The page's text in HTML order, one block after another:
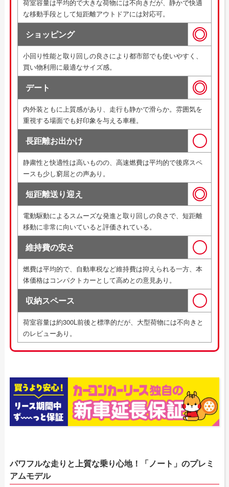
荷室容量は平均的で大きな荷物には不向きだが、静かで快適
な移動手段として短距離アウトドアには対応可。
ショッピング
小回り性能と取り回しの良さにより都市部でも使いやすく、
買い物利用に最適なサイズ感。
デート
内外装ともに上質感があり、走行も静かで滑らか。雰囲気を
重視する場面でも好印象を与える車種。
長距離お出かけ
静粛性と快適性は高いものの、高速燃費は平均的で後席スペ
ースも少し窮屈との声あり。
短距離送り迎え
電動駆動によるスムーズな発進と取り回しの良さで、短距離
移動に非常に向いていると評価されている。
維持費の安さ
燃費は平均的で、自動車税など維持費は抑えられる一方、本
体価格はコンパクトカーとして高めとの意見あり。
収納スペース
荷室容量は約300L前後と標準的だが、大型荷物には不向きと
のレビューあり。
パワフルな走りと上質な乗り心地！「ノート」のプレミ
アムモデル